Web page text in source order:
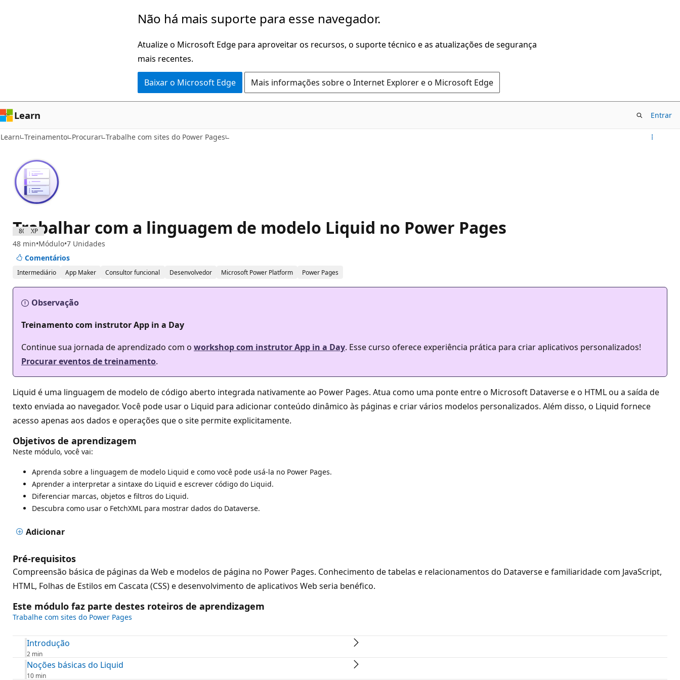
Não há mais suporte para esse navegador.
Atualize o Microsoft Edge para aproveitar os recursos, o suporte técnico e as atualizações de segurança
mais recentes.
Baixar o Microsoft Edge Mais informações sobre o Internet Explorer e o Microsoft Edge
Learn Entrar
Learn Treinamento Procurar Trabalhe com sites do Power Pages
800 XP
Trabalhar com a linguagem de modelo Liquid no Power Pages
48 min Módulo 7 Unidades
Comentários
Intermediário App Maker Consultor funcional Desenvolvedor Microsoft Power Platform Power Pages
Observação
Treinamento com instrutor App in a Day
Continue sua jornada de aprendizado com o workshop com instrutor App in a Day. Esse curso oferece experiência prática para criar aplicativos personalizados!
Procurar eventos de treinamento.
Liquid é uma linguagem de modelo de código aberto integrada nativamente ao Power Pages. Atua como uma ponte entre o Microsoft Dataverse e o HTML ou a saída de
texto enviada ao navegador. Você pode usar o Liquid para adicionar conteúdo dinâmico às páginas e criar vários modelos personalizados. Além disso, o Liquid fornece
acesso apenas aos dados e operações que o site permite explicitamente.
Objetivos de aprendizagem
Neste módulo, você vai:
Aprenda sobre a linguagem de modelo Liquid e como você pode usá-la no Power Pages.
Aprender a interpretar a sintaxe do Liquid e escrever código do Liquid.
Diferenciar marcas, objetos e filtros do Liquid.
Descubra como usar o FetchXML para mostrar dados do Dataverse.
Adicionar
Pré-requisitos
Compreensão básica de páginas da Web e modelos de página no Power Pages. Conhecimento de tabelas e relacionamentos do Dataverse e familiaridade com JavaScript,
HTML, Folhas de Estilos em Cascata (CSS) e desenvolvimento de aplicativos Web seria benéfico.
Este módulo faz parte destes roteiros de aprendizagem
Trabalhe com sites do Power Pages
Introdução
2 min
Noções básicas do Liquid
10 min